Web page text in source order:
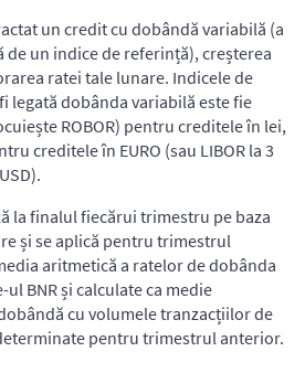
un credit cu dobândă variabilă (a
de un indice de referință), creșterea
ratei tale lunare. Indicele de
legată dobânda variabilă este fie
ROBOR) pentru creditele în lei,
creditele în EURO (sau LIBOR la 3
la finalul fiecărui trimestru pe baza
și se aplică pentru trimestrul
aritmetică a ratelor de dobânda
BNR și calculate ca medie
cu volumele tranzacțiilor de
pentru trimestrul anterior.